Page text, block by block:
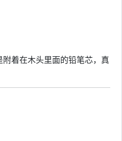
着在木头里面的铅笔芯，真